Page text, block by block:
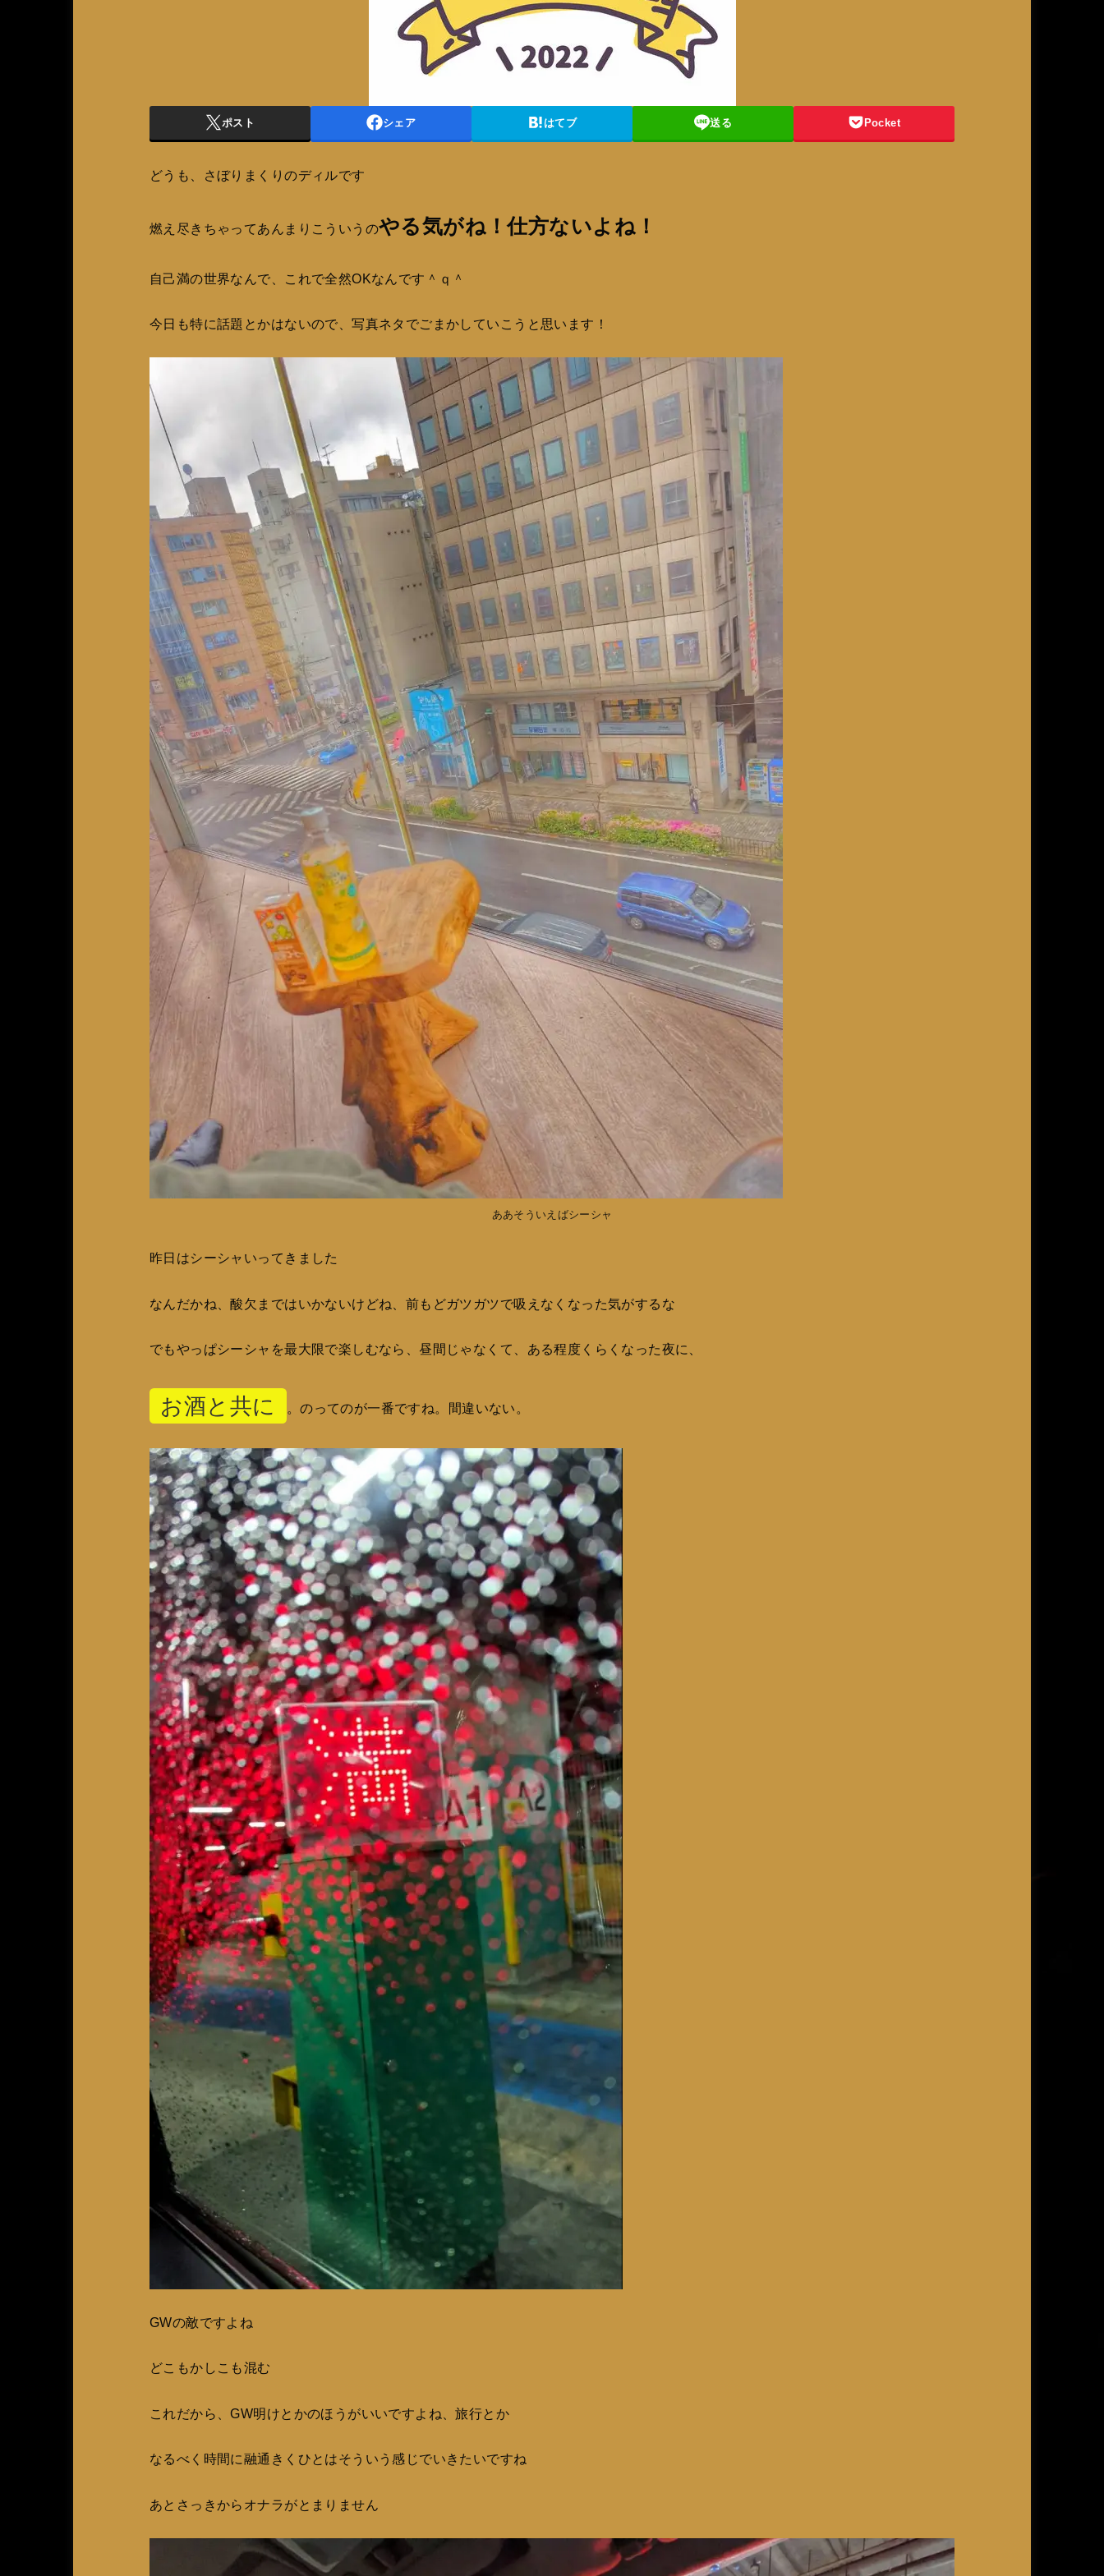
ポスト シェア はてブ 送る Pocket
どうも、さぼりまくりのディルです
燃え尽きちゃってあんまりこういうのやる気がね！仕方ないよね！
自己満の世界なんで、これで全然OKなんです＾ｑ＾
今日も特に話題とかはないので、写真ネタでごまかしていこうと思います！
ああそういえばシーシャ
昨日はシーシャいってきました
なんだかね、酸欠まではいかないけどね、前もどガツガツで吸えなくなった気がするな
でもやっぱシーシャを最大限で楽しむなら、昼間じゃなくて、ある程度くらくなった夜に、
お酒と共に 。のってのが一番ですね。間違いない。
GWの敵ですよね
どこもかしこも混む
これだから、GW明けとかのほうがいいですよね、旅行とか
なるべく時間に融通きくひとはそういう感じでいきたいですね
あとさっきからオナラがとまりません